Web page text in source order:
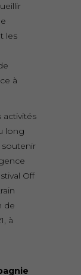
les
à
activités
long
Off
de
à